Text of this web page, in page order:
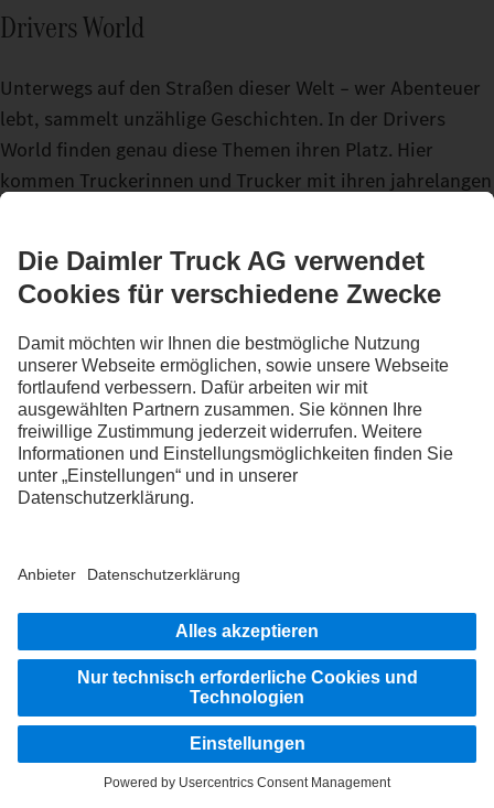
Drivers World
Unterwegs auf den Straßen dieser Welt – wer Abenteuer
lebt, sammelt unzählige Geschichten. In der Drivers
World finden genau diese Themen ihren Platz. Hier
kommen Truckerinnen und Trucker mit ihren jahrelangen
Erfahrungen, wahrer Leidenschaft und unvergesslichen
Mehr erfahren
Die Abbildungen und Texte können auch Zubehör und Sonderausstattungen